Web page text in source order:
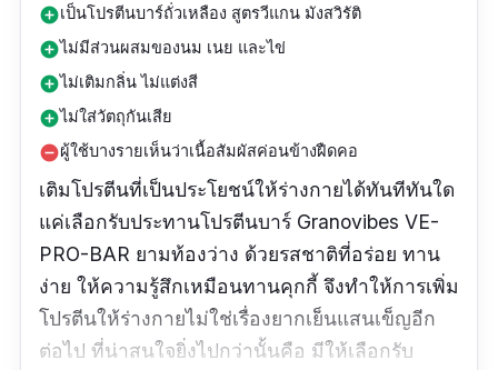
น้ำตาลมะพร้าว: มีดัชนีน้ำตาลต่ำและอุดมไป
ด้วยแร่ธาตุต่างๆ ทำให้เป็นทางเลือกที่ดีต่อ
สุขภาพกว่าในการใช้น้ำตาลทรายทั่วไป
ข้อมูลโภชนาการ
พลังงานทั้งหมด 190 กิโลแคลอรี่
ไขมันทั้งหมด 11 กรัม
ไขมันอิ่มตัว 2.5 กรัม
โคเลสเตอรอล น้อยกว่า 5 มิลลิกรัม
โปรตีน 6 กรัม
add_circleเป็นโปรตีนบาร์ถั่วเหลือง สูตรวีแกน มังสวิรัติ
add_circleไม่มีส่วนผสมของนม เนย และไข่
add_circleไม่เติมกลิ่น ไม่แต่งสี
add_circleไม่ใส่วัตถุกันเสีย
remove_circleผู้ใช้บางรายเห็นว่าเนื้อสัมผัสค่อนข้างฝืดคอ
เติมโปรตีนที่เป็นประโยชน์ให้ร่างกายได้ทันทีทันใด
แค่เลือกรับประทานโปรตีนบาร์ Granovibes VE-
PRO-BAR ยามท้องว่าง ด้วยรสชาติที่อร่อย ทาน
ง่าย ให้ความรู้สึกเหมือนทานคุกกี้ จึงทำให้การเพิ่ม
โปรตีนให้ร่างกายไม่ใช่เรื่องยากเย็นแสนเข็ญอีก
ต่อไป ที่น่าสนใจยิ่งไปกว่านั้นคือ มีให้เลือกรับ